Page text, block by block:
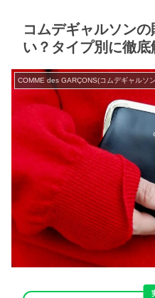
コムデギャルソン
い？タイプ別に徹底
COMME des GARÇONS(コムデギャルソ